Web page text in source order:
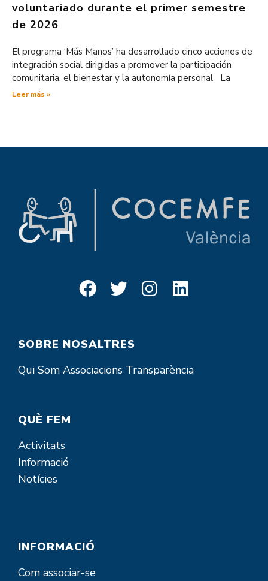
voluntariado durante el primer semestre
de 2026
El programa ‘Más Manos’ ha desarrollado cinco acciones de
integración social dirigidas a promover la participación
comunitaria, el bienestar y la autonomía personal La
Leer más »
SOBRE NOSALTRES
Qui Som Associacions Transparència
QUÈ FEM
Activitats
Informació
Notícies
INFORMACIÓ
Com associar-se